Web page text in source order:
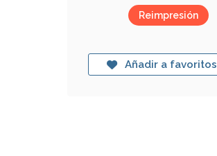
Reimpresión
Añadir a favoritos